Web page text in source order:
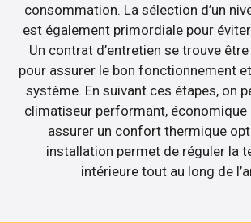
consommation. La sélection d’un
est également primordiale pour
Un contrat d’entretien se trouve
pour assurer le bon fonctionnement
système. En suivant ces étapes, on
climatiseur performant,
assurer un confort thermique
installation permet de réguler la
intérieure tout au long de